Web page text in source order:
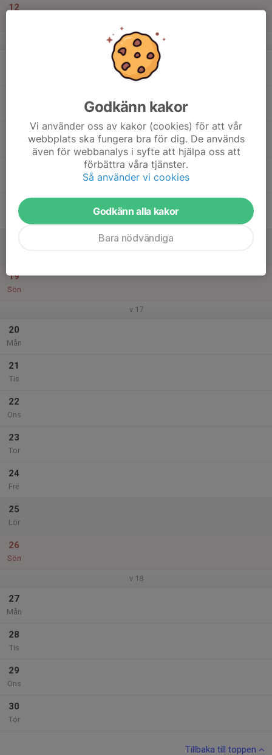
12
v.16
17
Fre
19
Sön
v.17
20
Mån
21
Tis
22
Ons
23
Tor
24
Fre
25
Lör
26
Sön
v.18
27
Mån
28
Tis
29
Ons
30
Tor
Tillbaka till toppen
Godkänn kakor
Vi använder oss av kakor (cookies) för att vår
webbplats ska fungera bra för dig. De används
även för webbanalys i syfte att hjälpa oss att
förbättra våra tjänster.
Så använder vi cookies
Godkänn alla kakor
Bara nödvändiga